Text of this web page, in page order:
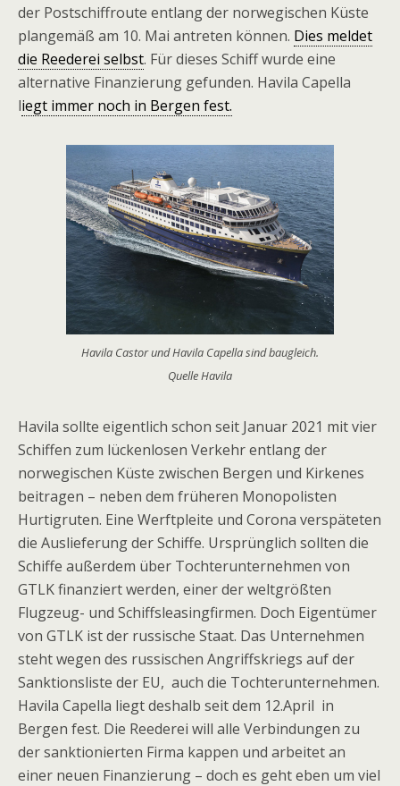
der Postschiffroute entlang der norwegischen Küste
plangemäß am 10. Mai antreten können. Dies meldet
die Reederei selbst. Für dieses Schiff wurde eine
alternative Finanzierung gefunden. Havila Capella
liegt immer noch in Bergen fest.
Havila Castor und Havila Capella sind baugleich.
Quelle Havila
Havila sollte eigentlich schon seit Januar 2021 mit vier
Schiffen zum lückenlosen Verkehr entlang der
norwegischen Küste zwischen Bergen und Kirkenes
beitragen – neben dem früheren Monopolisten
Hurtigruten. Eine Werftpleite und Corona verspäteten
die Auslieferung der Schiffe. Ursprünglich sollten die
Schiffe außerdem über Tochterunternehmen von
GTLK finanziert werden, einer der weltgrößten
Flugzeug- und Schiffsleasingfirmen. Doch Eigentümer
von GTLK ist der russische Staat. Das Unternehmen
steht wegen des russischen Angriffskriegs auf der
Sanktionsliste der EU, auch die Tochterunternehmen.
Havila Capella liegt deshalb seit dem 12.April in
Bergen fest. Die Reederei will alle Verbindungen zu
der sanktionierten Firma kappen und arbeitet an
einer neuen Finanzierung – doch es geht eben um viel